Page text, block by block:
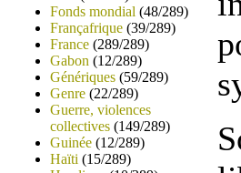
Fonds mondial (48/289)
Françafrique (39/289)
France (289/289)
Gabon (12/289)
Génériques (59/289)
Genre (22/289)
Guerre, violences
collectives (149/289)
Guinée (12/289)
Haïti (15/289)